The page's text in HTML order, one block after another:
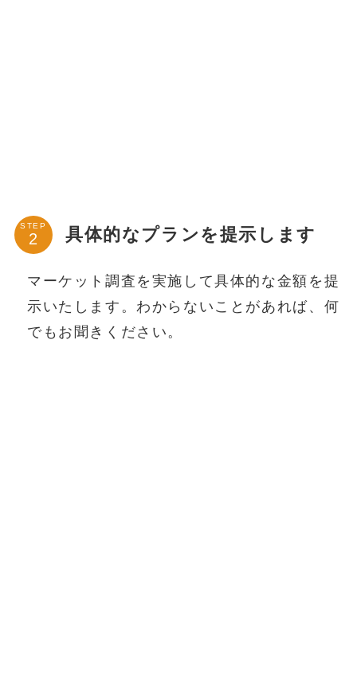
STEP 具体的なプランを提示します
マーケット調査を実施して具体的な金額を提
示いたします。わからないことがあれば、何
でもお聞きください。